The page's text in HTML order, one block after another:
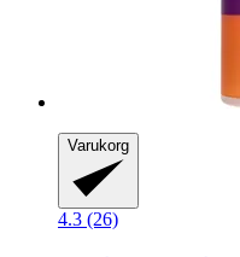
Varukorg
4.3 (26)